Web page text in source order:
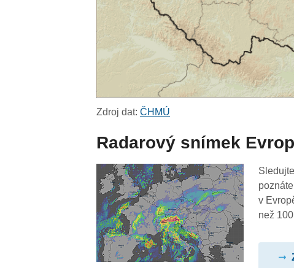
Zdroj dat:ČHMÚ
Radarový snímek
v
než